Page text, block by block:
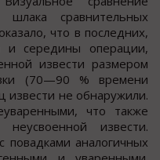
шлака сравнительных
что в последних,
и середины операции,
извести размером
(70—90 % времени
извести не обнаружили.
что также
извести.
повадками аналогичных